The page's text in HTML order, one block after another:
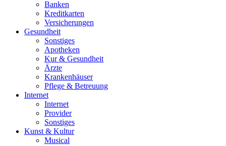
Banken
Kreditkarten
Versicherungen
Gesundheit
Sonstiges
Apotheken
Kur & Gesundheit
Ärzte
Krankenhäuser
Pflege & Betreuung
Internet
Internet
Provider
Sonstiges
Kunst & Kultur
Musical